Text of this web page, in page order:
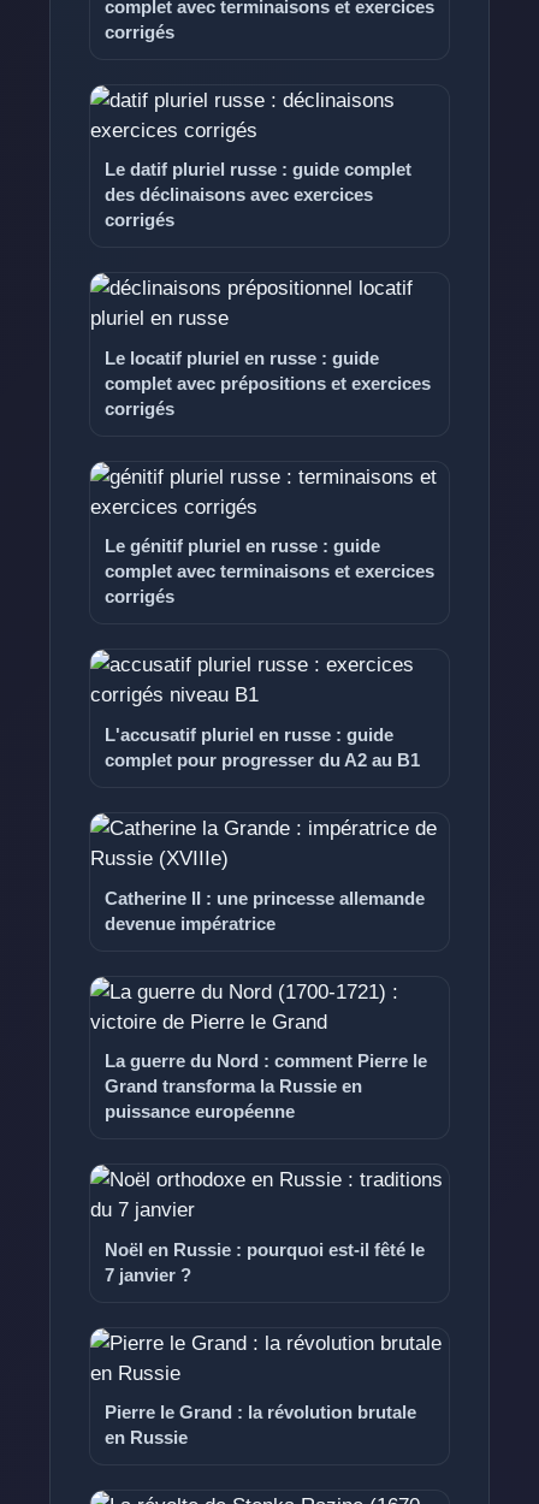
complet avec terminaisons et exercices
corrigés
Le datif pluriel russe : guide complet
des déclinaisons avec exercices
corrigés
Le locatif pluriel en russe : guide
complet avec prépositions et exercices
corrigés
Le génitif pluriel en russe : guide
complet avec terminaisons et exercices
corrigés
L'accusatif pluriel en russe : guide
complet pour progresser du A2 au B1
Catherine II : une princesse allemande
devenue impératrice
La guerre du Nord : comment Pierre le
Grand transforma la Russie en
puissance européenne
Noël en Russie : pourquoi est-il fêté le
7 janvier ?
Pierre le Grand : la révolution brutale
en Russie